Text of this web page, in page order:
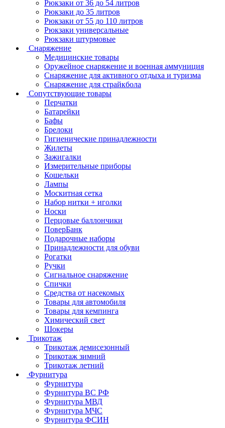
Рюкзаки от 36 до 54 литров
Рюкзаки до 35 литров
Рюкзаки от 55 до 110 литров
Рюкзаки универсальные
Рюкзаки штурмовые
Снаряжение
Медицинские товары
Оружейное снаряжение и военная аммуниция
Снаряжение для активного отдыха и туризма
Снаряжение для страйкбола
Сопутствующие товары
Перчатки
Батарейки
Бафы
Брелоки
Гигиенические принадлежности
Жилеты
Зажигалки
Измерительные приборы
Кошельки
Лампы
Москитная сетка
Набор нитки + иголки
Носки
Перцовые баллончики
ПоверБанк
Подарочные наборы
Принадлежности для обуви
Рогатки
Ручки
Сигнальное снаряжение
Спички
Средства от насекомых
Товары для автомобиля
Товары для кемпинга
Химический свет
Шокеры
Трикотаж
Трикотаж демисезонный
Трикотаж зимний
Трикотаж летний
Фурнитура
Фурнитура
Фурнитура ВС РФ
Фурнитура МВД
Фурнитура МЧС
Фурнитура ФСИН